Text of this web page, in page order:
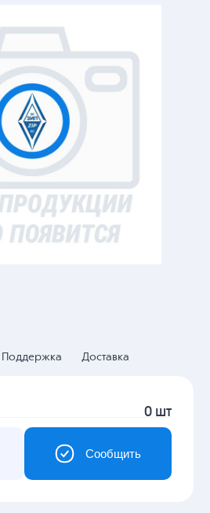
Поддержка Доставка
0 шт
Сообщить